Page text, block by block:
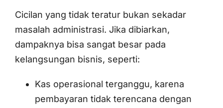
Cicilan yang tidak teratur bukan sekadar
masalah administrasi. Jika dibiarkan,
dampaknya bisa sangat besar pada
kelangsungan bisnis, seperti:
Kas operasional terganggu, karena
pembayaran tidak terencana dengan